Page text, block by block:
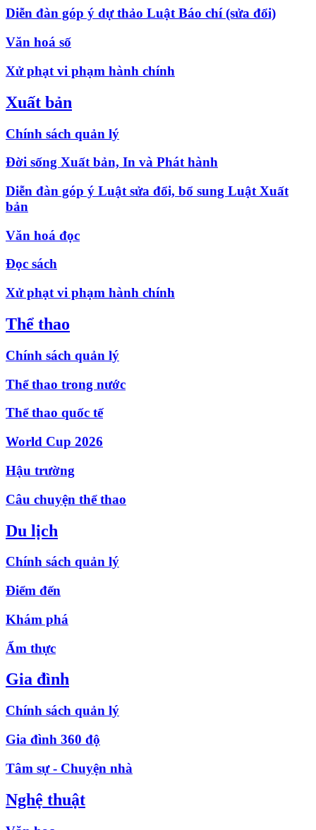
Diễn đàn góp ý dự thảo Luật Báo chí (sửa đổi)
Văn hoá số
Xử phạt vi phạm hành chính
Xuất bản
Chính sách quản lý
Đời sống Xuất bản, In và Phát hành
Diễn đàn góp ý Luật sửa đổi, bổ sung Luật Xuất
bản
Văn hoá đọc
Đọc sách
Xử phạt vi phạm hành chính
Thể thao
Chính sách quản lý
Thể thao trong nước
Thể thao quốc tế
World Cup 2026
Hậu trường
Câu chuyện thể thao
Du lịch
Chính sách quản lý
Điểm đến
Khám phá
Ẩm thực
Gia đình
Chính sách quản lý
Gia đình 360 độ
Tâm sự - Chuyện nhà
Nghệ thuật